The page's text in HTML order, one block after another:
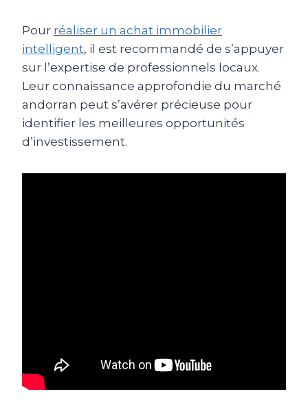
Pour réaliser un achat immobilier
intelligent, il est recommandé de s’appuyer
sur l’expertise de professionnels locaux.
Leur connaissance approfondie du marché
andorran peut s’avérer précieuse pour
identifier les meilleures opportunités
d’investissement.